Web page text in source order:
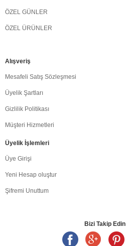
ÖZEL GÜNLER
ÖZEL ÜRÜNLER
Alışveriş
Mesafeli Satış Sözleşmesi
Üyelik Şartları
Gizlilik Politikası
Müşteri Hizmetleri
Üyelik İşlemleri
Üye Girişi
Yeni Hesap oluştur
Şifremi Unuttum
Bizi Takip Edin